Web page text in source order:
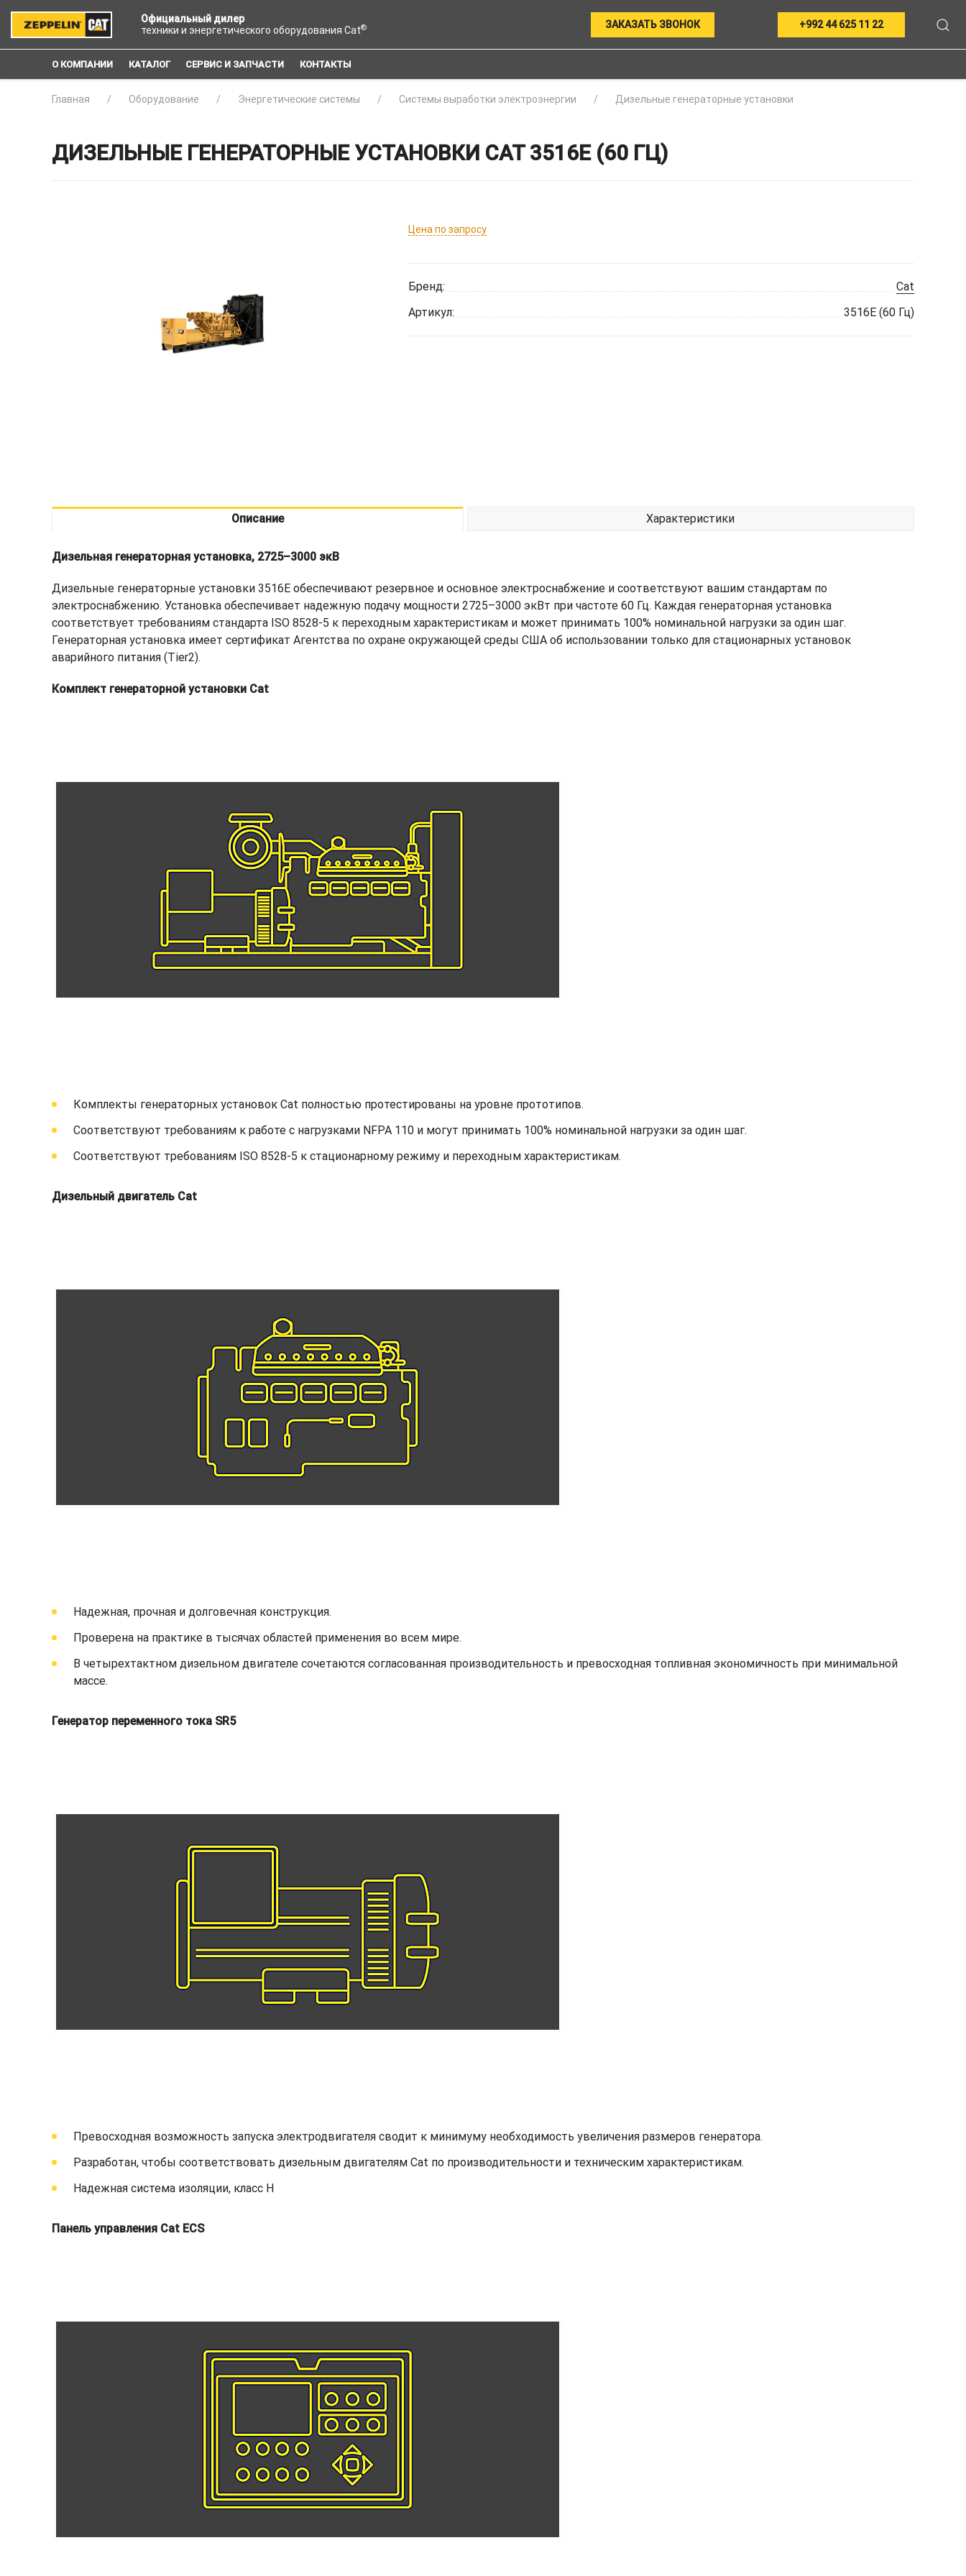
Официальный дилер
техники и энергетического оборудования Cat® ЗАКАЗАТЬ ЗВОНОК +992 44 625 11 22
О КОМПАНИИ КАТАЛОГ СЕРВИС И ЗАПЧАСТИ КОНТАКТЫ
Главная Оборудование Энергетические системы Системы выработки электроэнергии Дизельные генераторные установки
ДИЗЕЛЬНЫЕ ГЕНЕРАТОРНЫЕ УСТАНОВКИ CAT 3516E (60 ГЦ)
Цена по запросу
Бренд:
Cat
Артикул:
3516E (60 Гц)
Описание Характеристики
Дизельная генераторная установка, 2725–3000 экВ
Дизельные генераторные установки 3516E обеспечивают резервное и основное электроснабжение и соответствуют вашим стандартам по
электроснабжению. Установка обеспечивает надежную подачу мощности 2725–3000 экВт при частоте 60 Гц. Каждая генераторная установка
соответствует требованиям стандарта ISO 8528-5 к переходным характеристикам и может принимать 100% номинальной нагрузки за один шаг.
Генераторная установка имеет сертификат Агентства по охране окружающей среды США об использовании только для стационарных установок
аварийного питания (Tier2).
Комплект генераторной установки Cat
Комплекты генераторных установок Cat полностью протестированы на уровне прототипов.
Соответствуют требованиям к работе с нагрузками NFPA 110 и могут принимать 100% номинальной нагрузки за один шаг.
Соответствуют требованиям ISO 8528-5 к стационарному режиму и переходным характеристикам.
Дизельный двигатель Cat
Надежная, прочная и долговечная конструкция.
Проверена на практике в тысячах областей применения во всем мире.
В четырехтактном дизельном двигателе сочетаются согласованная производительность и превосходная топливная экономичность при минимальной
массе.
Генератор переменного тока SR5
Превосходная возможность запуска электродвигателя сводит к минимуму необходимость увеличения размеров генератора.
Разработан, чтобы соответствовать дизельным двигателям Cat по производительности и техническим характеристикам.
Надежная система изоляции, класс H
Панель управления Cat ECS